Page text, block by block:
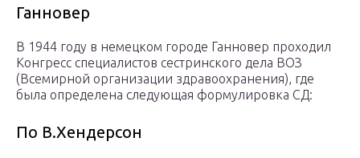
Ганновер
В 1944 году в немецком городе Ганновер проходил
Конгресс специалистов сестринского дела ВОЗ
(Всемирной организации здравоохранения), где
была определена следующая формулировка СД:
По В.Хендерсон